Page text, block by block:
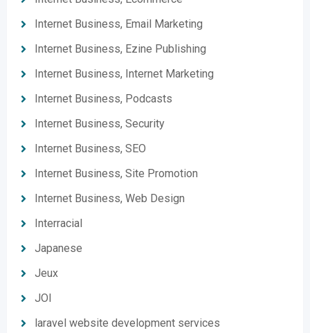
Internet Business, Email Marketing
Internet Business, Ezine Publishing
Internet Business, Internet Marketing
Internet Business, Podcasts
Internet Business, Security
Internet Business, SEO
Internet Business, Site Promotion
Internet Business, Web Design
Interracial
Japanese
Jeux
JOI
laravel website development services